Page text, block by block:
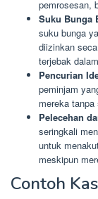
pemrosesan,
Suku Bunga
suku bunga
diizinkan
terjebak
Pencurian
peminjam
mereka
Pelecehan
seringkali
untuk
meskipun
Contoh